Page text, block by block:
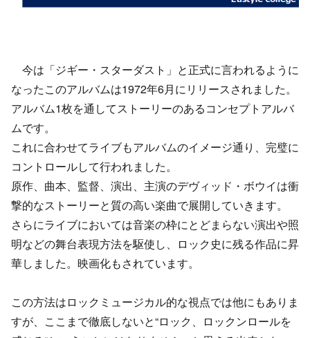
今は「ジギー・スターダスト」と正式に言われるように
なったこのアルバムは1972年6月にリリースされました。
アルバム1枚を通してストーリーのあるコンセプトアルバ
ムです。
これに合わせてライブもアルバムのイメージ通り、完璧に
コントロールして行われました。
原作、曲本、監督、演出、主演のデヴィッド・ボウイは衝
撃的なストーリーと質の高い楽曲で展開していきます。
さらにライブにおいては音楽の枠にとどまらない演出や照
明などの舞台表現方法を駆使し、ロック史に残る作品に昇
華しました。映画化もされています。
この方法はロックミュージカル的な視点では他にもありま
すが、ここまで徹底しないと“ロック、ロックンロールを